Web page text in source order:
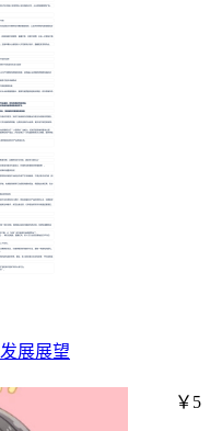
展展望
￥5